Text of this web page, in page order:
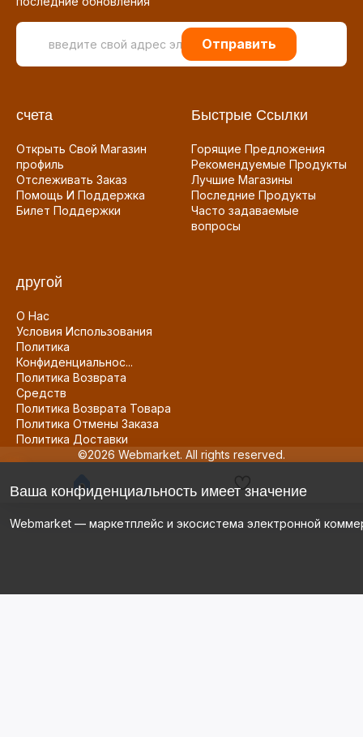
Отправить
счета
Открыть Свой Магазин
профиль
Отслеживать Заказ
Помощь И Поддержка
Билет Поддержки
Быстрые Ссылки
Горящие Предложения
Рекомендуемые Продукты
Лучшие Магазины
Последние Продукты
Часто задаваемые
вопросы
другой
О Нас
Условия Использования
Политика
Конфиденциальнос...
Политика Возврата
Средств
Политика Возврата Товара
Политика Отмены Заказа
Политика Доставки
©2026 Webmarket. All rights reserved.
Ваша конфиденциальность имеет значение
Webmarket — маркетплейс и экосистема электронной